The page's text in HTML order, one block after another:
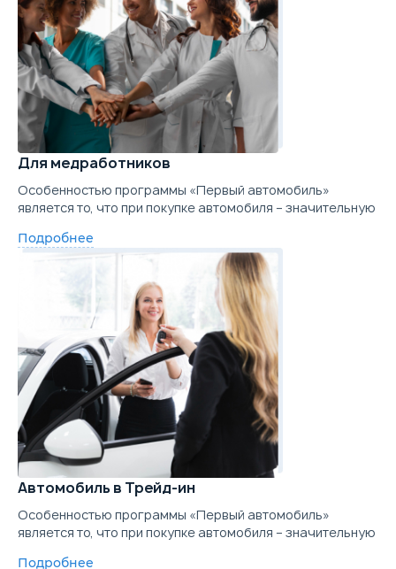
Для медработников
Особенностью программы «Первый автомобиль»
является то, что при покупке автомобиля – значительную
Подробнее
Автомобиль в Трейд-ин
Особенностью программы «Первый автомобиль»
является то, что при покупке автомобиля – значительную
Подробнее